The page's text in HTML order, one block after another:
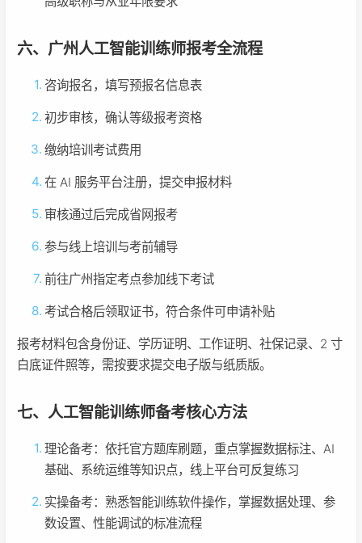
六、广州人工智能训练师报考全流程
咨询报名，填写预报名信息表
初步审核，确认等级报考资格
缴纳培训考试费用
在 AI 服务平台注册，提交申报材料
审核通过后完成省网报考
参与线上培训与考前辅导
前往广州指定考点参加线下考试
考试合格后领取证书，符合条件可申请补贴
报考材料包含身份证、学历证明、工作证明、社保记录、2 寸
白底证件照等，需按要求提交电子版与纸质版。
七、人工智能训练师备考核心方法
理论备考：依托官方题库刷题，重点掌握数据标注、AI
基础、系统运维等知识点，线上平台可反复练习
实操备考：熟悉智能训练软件操作，掌握数据处理、参
数设置、性能调试的标准流程